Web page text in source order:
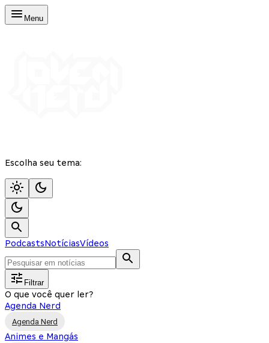
Menu
Escolha seu tema:
PodcastsNotíciasVídeos
Filtrar
O que você quer ler?
Agenda Nerd
Agenda Nerd
Animes e Mangás